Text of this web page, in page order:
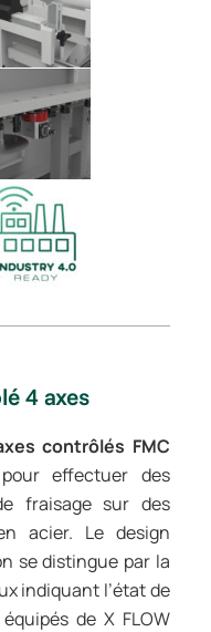
4 axes
contrôlés FMC
effectuer des
fraisage sur des
acier. Le design
se distingue par la
indiquant l’état de
de X FLOW